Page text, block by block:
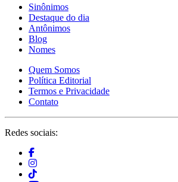
Sinônimos
Destaque do dia
Antônimos
Blog
Nomes
Quem Somos
Política Editorial
Termos e Privacidade
Contato
Redes sociais: